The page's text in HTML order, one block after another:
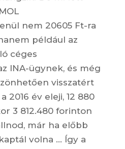
nem 20605 Ft-ra
például az
céges
INA-ügynek, és még
visszatért
2016 év eleji, 12 880
3 812.480 forinton
már ha előbb
volna … Így a